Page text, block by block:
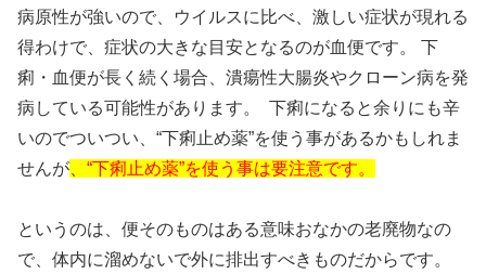
病原性が強いので、ウイルスに比べ、激しい症状が現れる
得わけで、症状の大きな目安となるのが血便です。 下
痢・血便が長く続く場合、潰瘍性大腸炎やクローン病を発
病している可能性があります。 下痢になると余りにも辛
いのでついつい、“下痢止め薬”を使う事があるかもしれま
せんが、 “下痢止め薬”を使う事は要注意です。
というのは、便そのものはある意味おなかの老廃物なの
で、体内に溜めないで外に排出すべきものだからです。